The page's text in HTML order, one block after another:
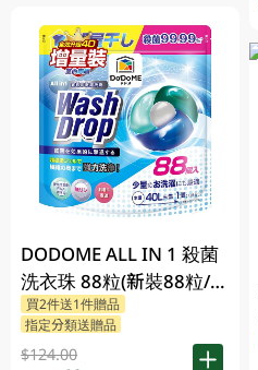
DODOME ALL IN 1 殺菌
洗衣珠 88粒(新裝88粒/舊
裝72粒隨機發貨)
買2件送1件贈品
指定分類送贈品
$124.00